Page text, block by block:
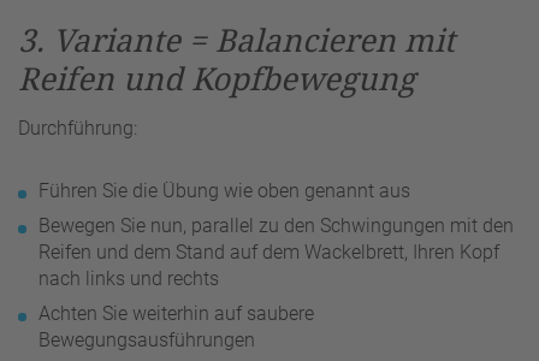
3. Variante = Balancieren mit
Reifen und Kopfbewegung
Durchführung:
Führen Sie die Übung wie oben genannt aus
Bewegen Sie nun, parallel zu den Schwingungen mit den
Reifen und dem Stand auf dem Wackelbrett, Ihren Kopf
nach links und rechts
Achten Sie weiterhin auf saubere
Bewegungsausführungen